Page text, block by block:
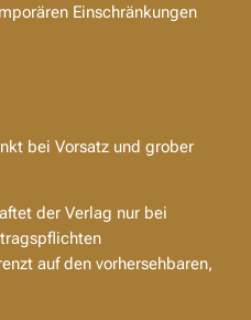
Einschränkungen
bei Vorsatz und grober
der Verlag nur bei
auf den vorhersehbaren,